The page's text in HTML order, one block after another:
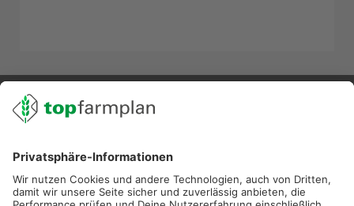
02501 801 44 84
service@topfarmplan.de